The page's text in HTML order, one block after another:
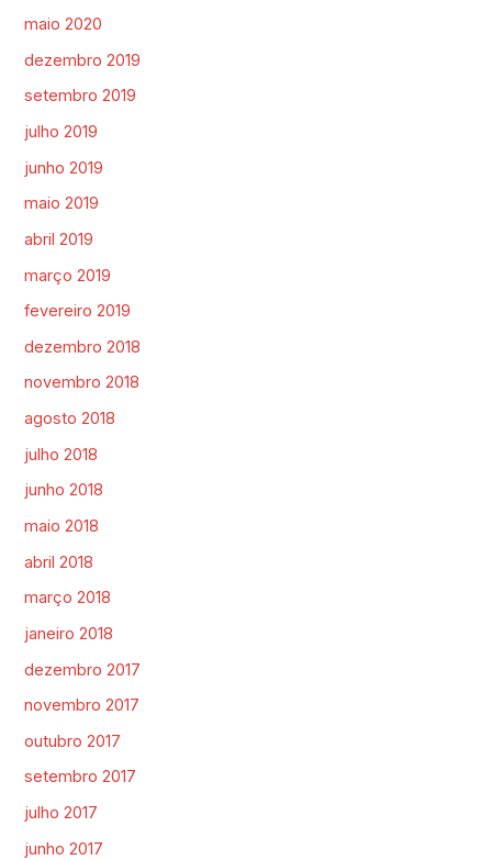
maio 2020
dezembro 2019
setembro 2019
julho 2019
junho 2019
maio 2019
abril 2019
março 2019
fevereiro 2019
dezembro 2018
novembro 2018
agosto 2018
julho 2018
junho 2018
maio 2018
abril 2018
março 2018
janeiro 2018
dezembro 2017
novembro 2017
outubro 2017
setembro 2017
julho 2017
junho 2017